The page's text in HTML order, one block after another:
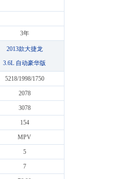
3年
2013款大捷龙
3.6L 自动豪华版
5218/1998/1750
2078
3078
154
MPV
5
7